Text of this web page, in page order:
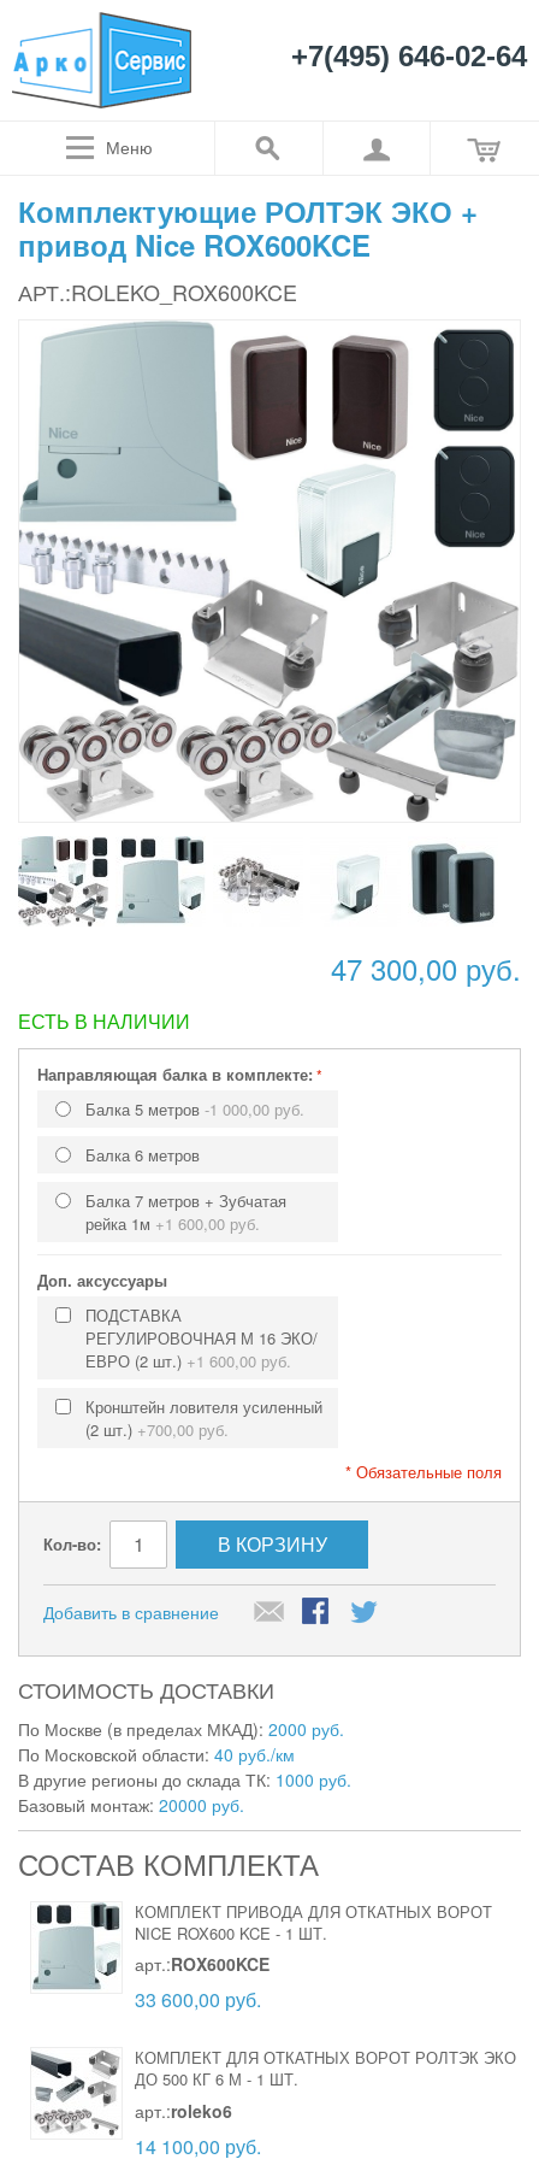
+7(495) 646-02-64
Меню
Комплектующие РОЛТЭК ЭКО +
привод Nice ROX600KCE
АРТ.:ROLEKO_ROX600KCE
47 300,00 руб.
ЕСТЬ В НАЛИЧИИ
Направляющая балка в комплекте:
Балка 5 метров -1 000,00 руб.
Балка 6 метров
Балка 7 метров + Зубчатая
рейка 1м +1 600,00 руб.
Доп. аксуссуары
ПОДСТАВКА
РЕГУЛИРОВОЧНАЯ М 16 ЭКО/
ЕВРО (2 шт.) +1 600,00 руб.
Кронштейн ловителя усиленный
(2 шт.) +700,00 руб.
* Обязательные поля
Кол-во: В КОРЗИНУ
Добавить в сравнение
СТОИМОСТЬ ДОСТАВКИ
По Москве (в пределах МКАД): 2000 руб.
По Московской области: 40 руб./км
В другие регионы до склада ТК: 1000 руб.
Базовый монтаж: 20000 руб.
СОСТАВ КОМПЛЕКТА
КОМПЛЕКТ ПРИВОДА ДЛЯ ОТКАТНЫХ ВОРОТ
NICE ROX600 KCE - 1 ШТ.
арт.:ROX600KCE
33 600,00 руб.
КОМПЛЕКТ ДЛЯ ОТКАТНЫХ ВОРОТ РОЛТЭК ЭКО
ДО 500 КГ 6 М - 1 ШТ.
арт.:roleko6
14 100,00 руб.